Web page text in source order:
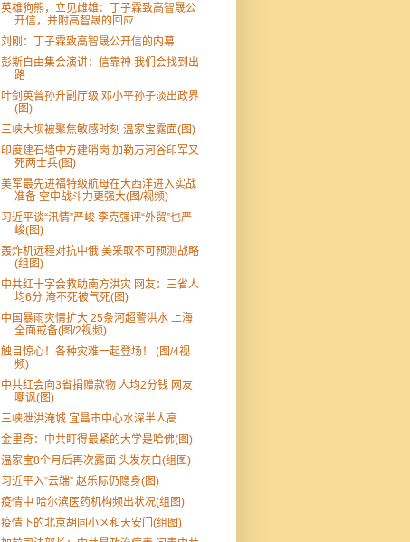
英雄狗熊，立见雌雄：丁子霖致高智晟公
开信，并附高智晟的回应
刘刚：丁子霖致高智晟公开信的内幕
彭斯自由集会演讲：信靠神 我们会找到出
路
叶剑英曾孙升副厅级 邓小平孙子淡出政界
(图)
三峡大坝被聚焦敏感时刻 温家宝露面(图)
印度建石墙中方建哨岗 加勒万河谷印军又
死两士兵(图)
美军最先进福特级航母在大西洋进入实战
准备 空中战斗力更强大(图/视频)
习近平谈“汛情”严峻 李克强评“外贸”也严
峻(图)
轰炸机远程对抗中俄 美采取不可预测战略
(组图)
中共红十字会救助南方洪灾 网友：三省人
均6分 淹不死被气死(图)
中国暴雨灾情扩大 25条河超警洪水 上海
全面戒备(图/2视频)
触目惊心！各种灾难一起登场！ (图/4视
频)
中共红会向3省捐赠款物 人均2分钱 网友
嘲讽(图)
三峡泄洪淹城 宜昌市中心水深半人高
金里奇：中共盯得最紧的大学是哈佛(图)
温家宝8个月后再次露面 头发灰白(组图)
习近平入“云端” 赵乐际仍隐身(图)
疫情中 哈尔滨医药机构频出状况(组图)
疫情下的北京胡同小区和天安门(组图)